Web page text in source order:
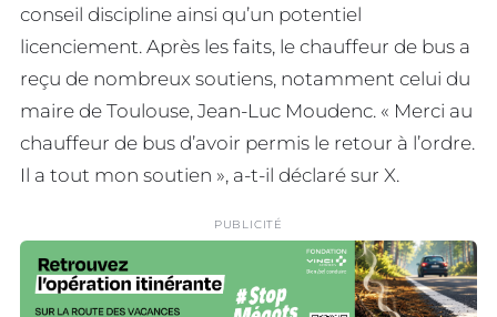
conseil discipline ainsi qu’un potentiel
licenciement. Après les faits, le chauffeur de bus a
reçu de nombreux soutiens, notamment celui du
maire de Toulouse, Jean-Luc Moudenc. « Merci au
chauffeur de bus d’avoir permis le retour à l’ordre.
Il a tout mon soutien », a-t-il déclaré sur X.
PUBLICITÉ